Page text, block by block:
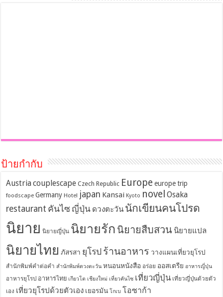
ป้ายกำกับ
Austriacouplescape Czech Republic Europe europe trip
foodscape Germany Hotel japan Kansai Kyoto novel Osaka
restaurant คันไซ ญี่ปุ่น ดวงตะวัน นักเขียนคนโปรด
นิยาย นิยายญี่ปุ่น นิยายรัก นิยายสืบสวน นิยายแปล
นิยายไทย ภัสรสา ยุโรป ร้านอาหาร วางแผนเที่ยวยุโรป
สำนักพิมพ์คำต่อคำ สำนักพิมพ์ดวงตะวัน หนอนหนังสือ อร่อย ออสเตรีย อาหารญี่ปุ่น
อาหารยุโรป อาหารไทย เกียวโต เชียงใหม่ เที่ยวคันไซ เที่ยวญี่ปุ่น เที่ยวญี่ปุ่นด้วยตัว
เอง เที่ยวยุโรปด้วยตัวเอง เยอรมัน โกเบ โอซาก้า